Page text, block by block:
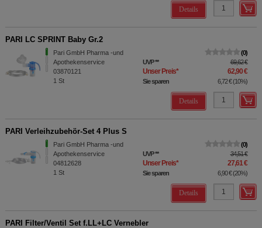
Details
PARI LC SPRINT Baby Gr.2
Pari GmbH Pharma -und
Apothekenservice
03870121
1 St
0
UVP** 69,62 €
Unser Preis* 62,90 €
Sie sparen 6,72 €(10%)
Details
PARI Verleihzubehör-Set 4 Plus S
Pari GmbH Pharma -und
Apothekenservice
04812628
1 St
0
UVP** 34,51 €
Unser Preis* 27,61 €
Sie sparen 6,90 €(20%)
Details
PARI Filter/Ventil Set f.LL+LC Vernebler